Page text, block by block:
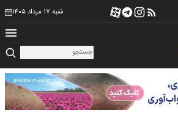
شنبه ۱۷ مرداد ۱۴۰۵